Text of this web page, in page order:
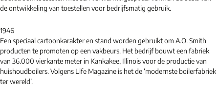
de ontwikkeling van toestellen voor bedrijfsmatig gebruik.
1946
Een speciaal cartoonkarakter en stand worden gebruikt om A.O. Smith
producten te promoten op een vakbeurs. Het bedrijf bouwt een fabriek
van 36.000 vierkante meter in Kankakee, Illinois voor de productie van
huishoudboilers. Volgens Life Magazine is het de ‘modernste boilerfabriek
ter wereld’.